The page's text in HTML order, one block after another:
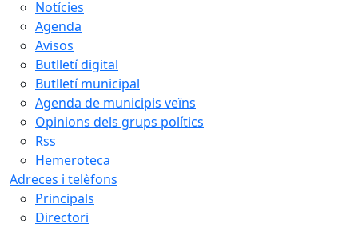
Notícies
Agenda
Avisos
Butlletí digital
Butlletí municipal
Agenda de municipis veïns
Opinions dels grups polítics
Rss
Hemeroteca
Adreces i telèfons
Principals
Directori